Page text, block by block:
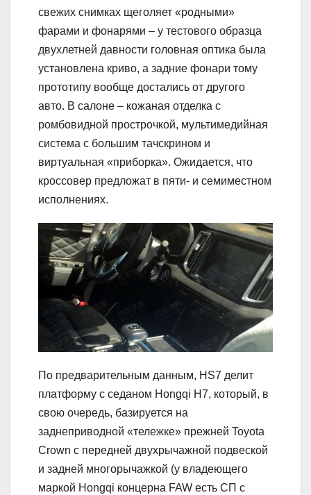
свежих снимках щеголяет «родными»
фарами и фонарями – у тестового образца
двухлетней давности головная оптика была
установлена криво, а задние фонари тому
прототипу вообще достались от другого
авто. В салоне – кожаная отделка с
ромбовидной прострочкой, мультимедийная
система с большим тачскрином и
виртуальная «приборка». Ожидается, что
кроссовер предложат в пяти- и семиместном
исполнениях.
По предварительным данным, HS7 делит
платформу с седаном Hongqi H7, который, в
свою очередь, базируется на
заднеприводной «тележке» прежней Toyota
Crown с передней двухрычажной подвеской
и задней многорычажкой (у владеющего
маркой Hongqi концерна FAW есть СП с